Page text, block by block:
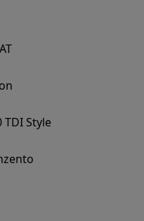
TDI Style